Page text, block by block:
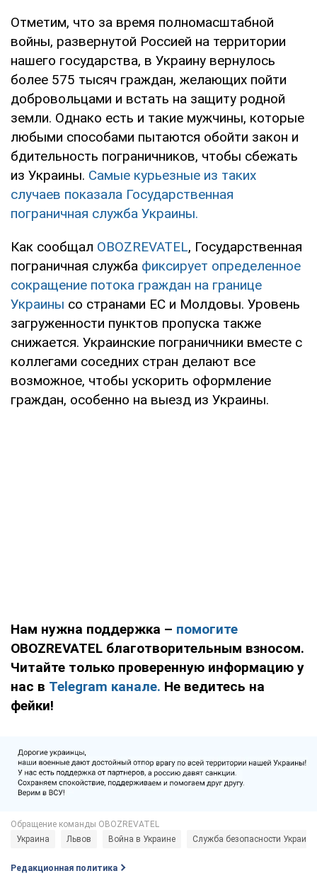
Отметим, что за время полномасштабной
войны, развернутой Россией на территории
нашего государства, в Украину вернулось
более 575 тысяч граждан, желающих пойти
добровольцами и встать на защиту родной
земли. Однако есть и такие мужчины, которые
любыми способами пытаются обойти закон и
бдительность пограничников, чтобы сбежать
из Украины. Самые курьезные из таких
случаев показала Государственная
пограничная служба Украины.
Как сообщал OBOZREVATEL, Государственная
пограничная служба фиксирует определенное
сокращение потока граждан на границе
Украины со странами ЕС и Молдовы. Уровень
загруженности пунктов пропуска также
снижается. Украинские пограничники вместе с
коллегами соседних стран делают все
возможное, чтобы ускорить оформление
граждан, особенно на выезд из Украины.
Нам нужна поддержка – помогите
OBOZREVATEL благотворительным взносом.
Читайте только проверенную информацию у
нас в Telegram канале. Не ведитесь на
фейки!
Украина Львов Война в Украине Служба безопасности
Редакционная политика